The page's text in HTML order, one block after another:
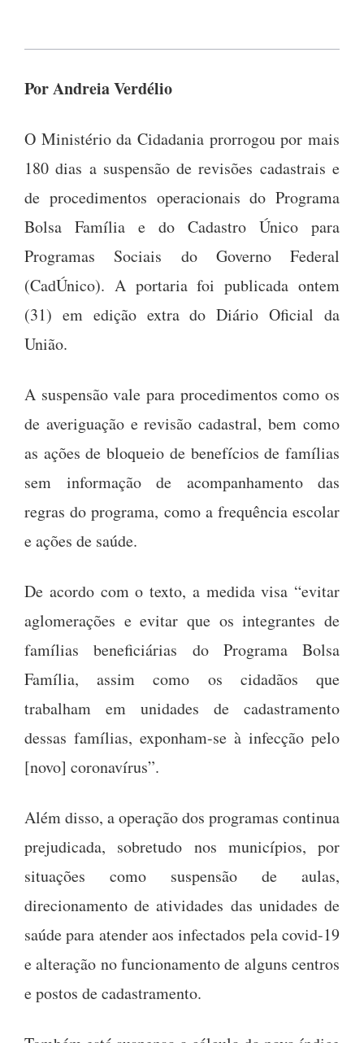
Por Andreia Verdélio
O Ministério da Cidadania prorrogou por mais
180 dias a suspensão de revisões cadastrais e
de procedimentos operacionais do Programa
Bolsa Família e do Cadastro Único para
Programas Sociais do Governo Federal
(CadÚnico). A portaria foi publicada ontem
(31) em edição extra do Diário Oficial da
União.
A suspensão vale para procedimentos como os
de averiguação e revisão cadastral, bem como
as ações de bloqueio de benefícios de famílias
sem informação de acompanhamento das
regras do programa, como a frequência escolar
e ações de saúde.
De acordo com o texto, a medida visa “evitar
aglomerações e evitar que os integrantes de
famílias beneficiárias do Programa Bolsa
Família, assim como os cidadãos que
trabalham em unidades de cadastramento
dessas famílias, exponham-se à infecção pelo
[novo] coronavírus”.
Além disso, a operação dos programas continua
prejudicada, sobretudo nos municípios, por
situações como suspensão de aulas,
direcionamento de atividades das unidades de
saúde para atender aos infectados pela covid-19
e alteração no funcionamento de alguns centros
e postos de cadastramento.